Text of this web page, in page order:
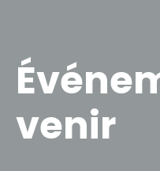
venir